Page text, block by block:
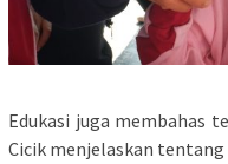
Edukasi juga membahas
Cicik menjelaskan